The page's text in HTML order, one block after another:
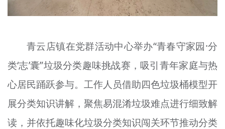
青云店镇在党群活动中心举办“青春守家园·分
类‘志’囊”垃圾分类趣味挑战赛，吸引青年家庭与热
心居民踊跃参与。工作人员借助四色垃圾桶模型开
展分类知识讲解，聚焦易混淆垃圾难点进行细致解
读，并依托趣味化垃圾分类知识闯关环节推动分类